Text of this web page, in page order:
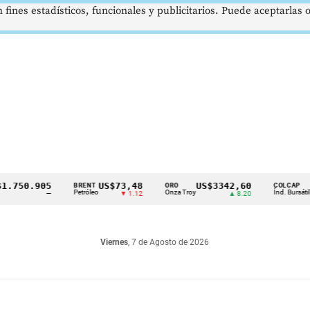
BRENT
Petróleo
US$73,48
▼ 1.12 Onza Troy
US$3342,60
▲ 8.20
COLCAP
Índ. Bursátil
Viernes, 7 de Agosto de 2026
estadísticos, funcionales y publicitarios. Puede aceptarlas